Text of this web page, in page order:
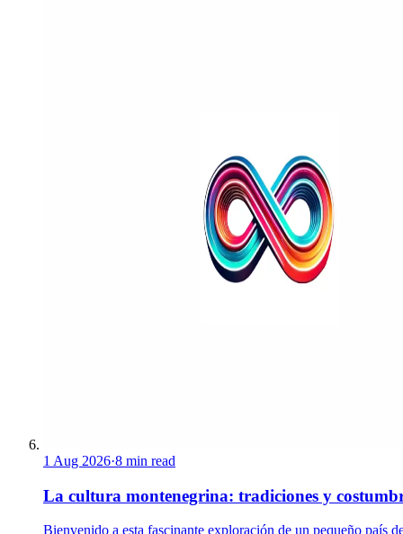
1 Aug 2026·8 min read
La cultura montenegrina: tradiciones y
Bienvenido a esta fascinante exploración de un pequeño país